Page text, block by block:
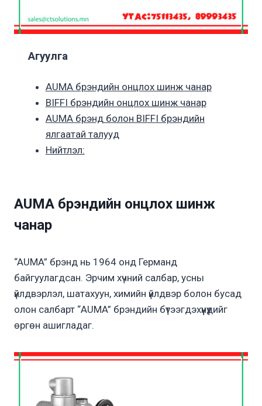
Агуулга
AUMA брэндийн онцлох шинж чанар
BIFFI брэндийн онцлох шинж чанар
AUMA брэнд болон BIFFI брэндийн
ялгаатай талууд
Нийтлэл:
AUMA брэндийн онцлох шинж
чанар
“AUMA” брэнд нь 1964 онд Германд
байгуулагдсан. Эрчим хүчний салбар, усны
үйлдвэрлэл, шатахуун, химийн үйлдвэр болон бусад
олон салбарт “AUMA” брэндийн бүтээгдэхүүнүүдийг
өргөн ашигладаг.